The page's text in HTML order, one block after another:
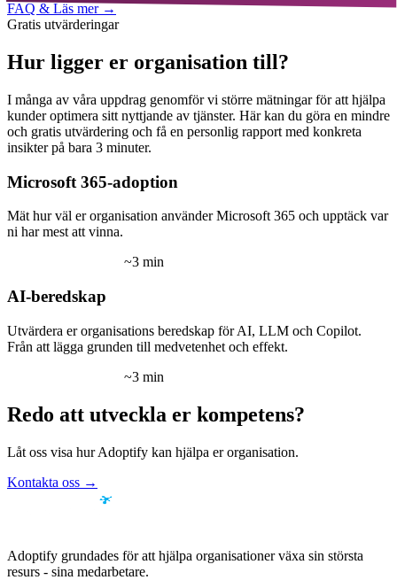
FAQ & Läs mer→
Gratis utvärderingar
Hur ligger er organisation till?
I många av våra uppdrag genomför vi större mätningar för att hjälpa
kunder optimera sitt nyttjande av tjänster. Här kan du göra en mindre
och gratis utvärdering och få en personlig rapport med konkreta
insikter på bara 3 minuter.
Microsoft 365-adoption
Mät hur väl er organisation använder Microsoft 365 och upptäck var
ni har mest att vinna.
~3 min
AI-beredskap
Utvärdera er organisations beredskap för AI, LLM och Copilot.
Från att lägga grunden till medvetenhet och effekt.
~3 min
Redo att utveckla er kompetens?
Låt oss visa hur Adoptify kan hjälpa er organisation.
Kontakta oss →
Adoptify grundades för att hjälpa organisationer växa sin största
resurs - sina medarbetare.